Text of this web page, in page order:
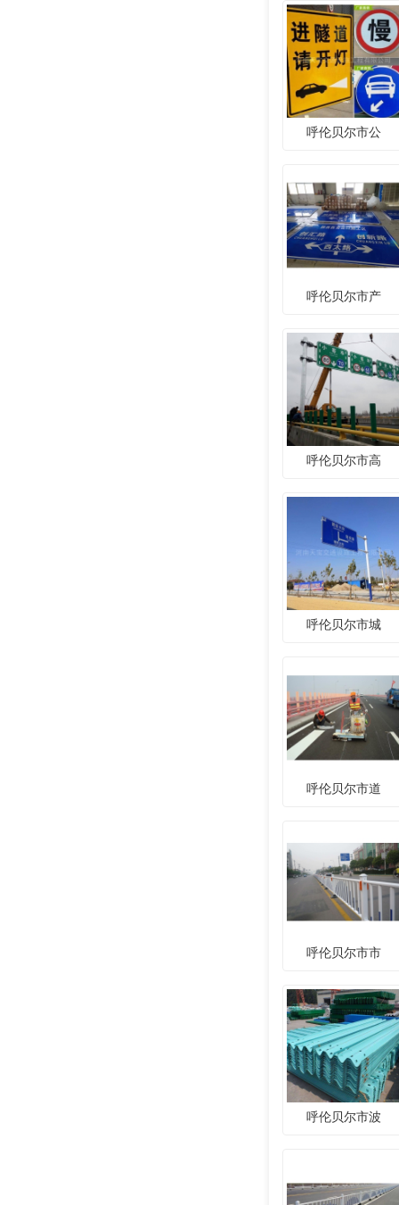
呼伦贝尔市公
呼伦贝尔市产
呼伦贝尔市高
呼伦贝尔市城
呼伦贝尔市道
呼伦贝尔市市
呼伦贝尔市波